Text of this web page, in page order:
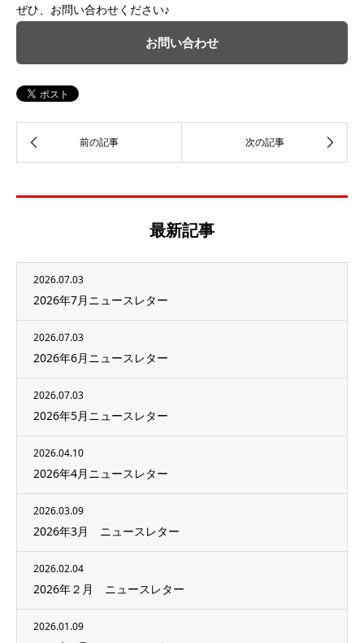
ぜひ、お問い合わせください♪
お問い合わせ
最新記事
2026.07.03
2026年7月ニュースレター
2026.07.03
2026年6月ニュースレター
2026.07.03
2026年5月ニュースレター
2026.04.10
2026年4月ニュースレター
2026.03.09
2026年3月 ニュースレター
2026.02.04
2026年２月 ニュースレター
2026.01.09